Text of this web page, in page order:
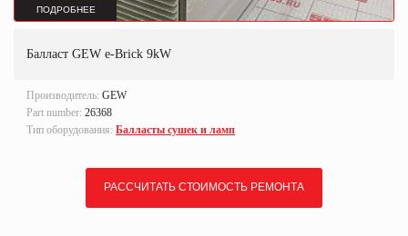
ПОДРОБНЕЕ
Балласт GEW e-Brick 9kW
Производитель: GEW
Part number: 26368
Тип оборудования: Балласты сушек и ламп
РАССЧИТАТЬ СТОИМОСТЬ РЕМОНТА